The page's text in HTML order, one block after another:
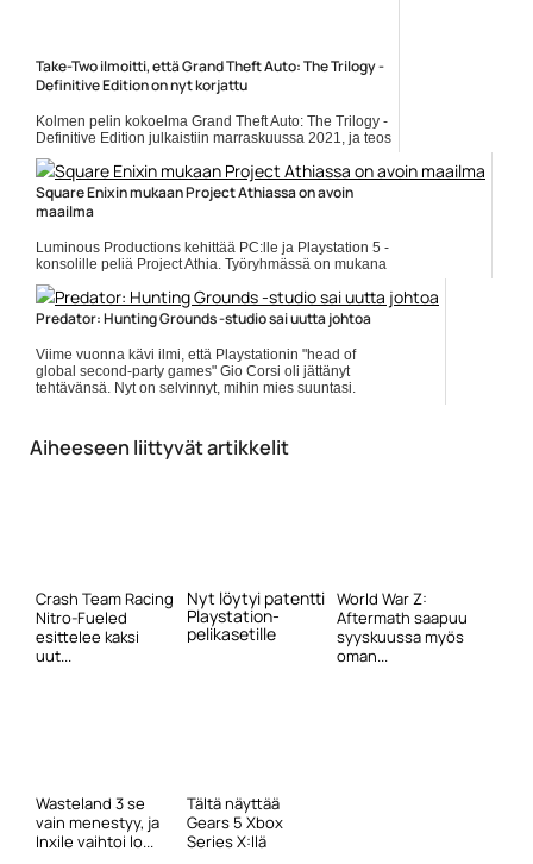
Take-Two ilmoitti, että Grand Theft Auto: The Trilogy -
Definitive Edition on nyt korjattu
Kolmen pelin kokoelma Grand Theft Auto: The Trilogy -
Definitive Edition julkaistiin marraskuussa 2021, ja teos
saapui maailmalle sanalla sanoen puolivalmiina.... Lue
koko artikkeli:
https://www.gamereactor.fi/uutiset/918263/TakeTwo+ilmoitti+etta+G...
Yleinen
Square Enixin mukaan Project Athiassa on avoin
maailma
Luminous Productions kehittää PC:lle ja Playstation 5 -
konsolille peliä Project Athia. Työryhmässä on mukana
runsaasti Final Fantasy XV -pelin veteraaneja. Peli on...
]]> Lue koko artikkeli:
https://www.gamereactor.fi/uutiset/771783/Square+Enixi...
Predator: Hunting Grounds -studio sai uutta johtoa
Viime vuonna kävi ilmi, että Playstationin "head of
global second-party games" Gio Corsi oli jättänyt
tehtävänsä. Nyt on selvinnyt, mihin mies suuntasi.
Yleinen
Aiheeseen liittyvät artikkelit
Crash Team Racing
Nitro-Fueled
esittelee kaksi
uut...
Nyt löytyi patentti
Playstation-
pelikasetille
World War Z:
Aftermath saapuu
syyskuussa myös
oman...
Wasteland 3 se
vain menestyy, ja
Inxile vaihtoi lo...
Tältä näyttää
Gears 5 Xbox
Series X:llä